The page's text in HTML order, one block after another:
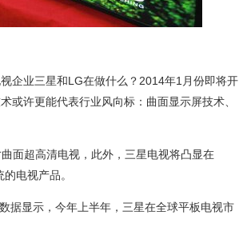
企业三星和LG在做什么？2014年1月份即将开
或许更能代表行业风向标：曲面显示屏技术、
面超高清电视，此外，三星电视将凸显在
电视产品。
据显示，今年上半年，三星在全球平板电视市